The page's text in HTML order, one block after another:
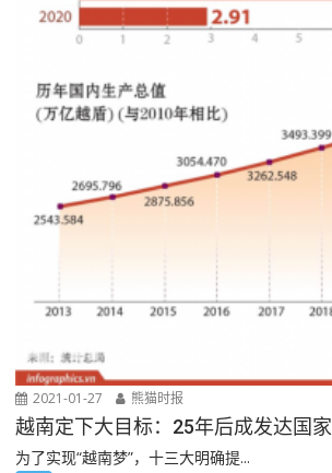
2021-01-27 熊猫时报
越南定下大目标：25年后成发达国家
为了实现“越南梦”，十三大明确提...